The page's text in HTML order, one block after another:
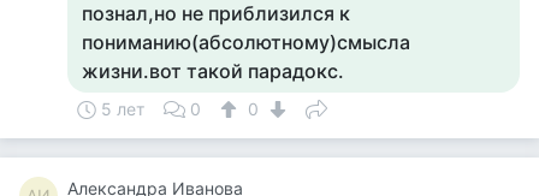
познал,но не приблизился к
пониманию(абсолютному)смысла
жизни.вот такой парадокс.
5 лет 0 0
Александра Иванова